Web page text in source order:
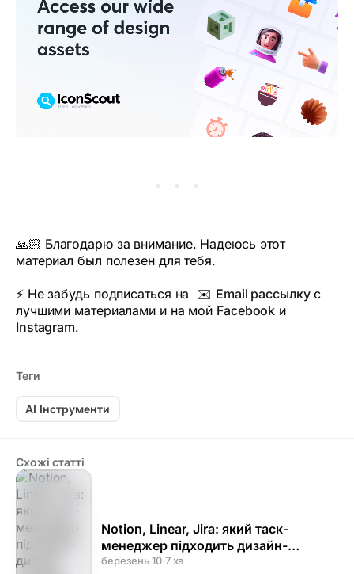
🙏🏻 Благодарю за внимание. Надеюсь этот
материал был полезен для тебя.
⚡️ Не забудь подписаться на ✉️ Email рассылкус
лучшими материалами и на мой Facebook и
Instagram.
Теги
AI Інструменти
Схожі статті
Notion, Linear, Jira: який таск-
менеджер підходить дизайн-
команді
березень 10·7 хв